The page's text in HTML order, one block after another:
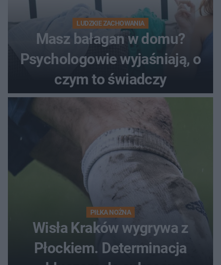
LUDZKIE ZACHOWANIA
Masz bałagan w domu?
Psychologowie wyjaśniają, o
czym to świadczy
PIŁKA NOŻNA
Wisła Kraków wygrywa z
Płockiem. Determinacja